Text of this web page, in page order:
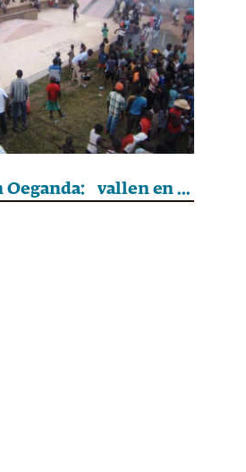
Skateboarden in Oeganda: vallen en opstaan